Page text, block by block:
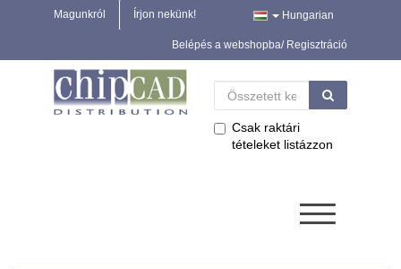
Magunkról Írjon nekünk! Hungarian
Belépés a webshopba/ Regisztráció
Csak raktári
tételeket listázzon